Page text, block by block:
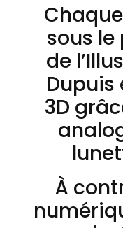
sous
de
Dupuis
3D
À